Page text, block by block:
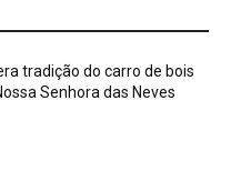
tradição do carro de bois
Senhora das Neves